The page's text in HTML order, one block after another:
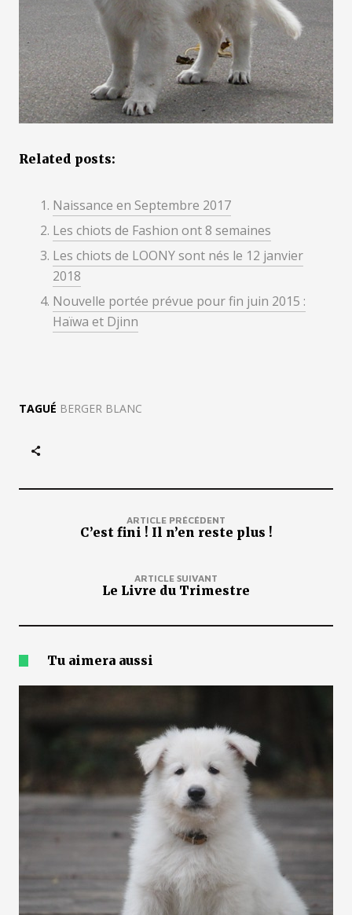
Related posts:
Naissance en Septembre 2017
Les chiots de Fashion ont 8 semaines
Les chiots de LOONY sont nés le 12 janvier
2018
Nouvelle portée prévue pour fin juin 2015 :
Haïwa et Djinn
TAGUÉ BERGER BLANC
ARTICLE PRÉCÉDENT
C’est fini ! Il n’en reste plus !
ARTICLE SUIVANT
Le Livre du Trimestre
Tu aimera aussi